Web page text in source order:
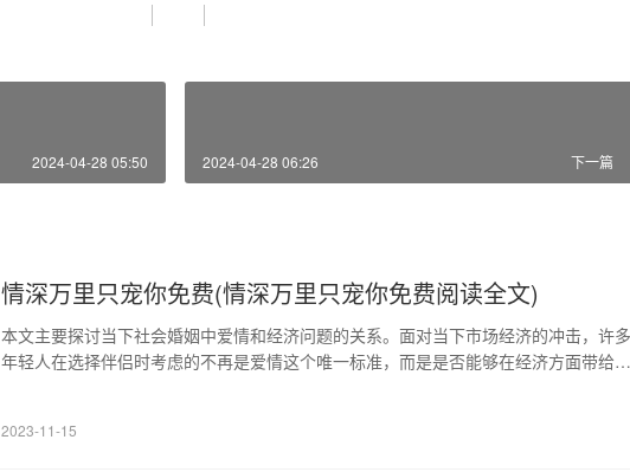
2024-04-28 05:50 下一篇
2024-04-28 06:26
情深万里只宠你免费(情深万里只宠你免费阅读全文)
本文主要探讨当下社会婚姻中爱情和经济问题的关系。面对当下市场经济的冲击，许多
年轻人在选择伴侣时考虑的不再是爱情这个唯一标准，而是是否能够在经济方面带给自
的心得体会。 1、 爱情与金钱之间的关系 现在，在中国，…
2023-11-15